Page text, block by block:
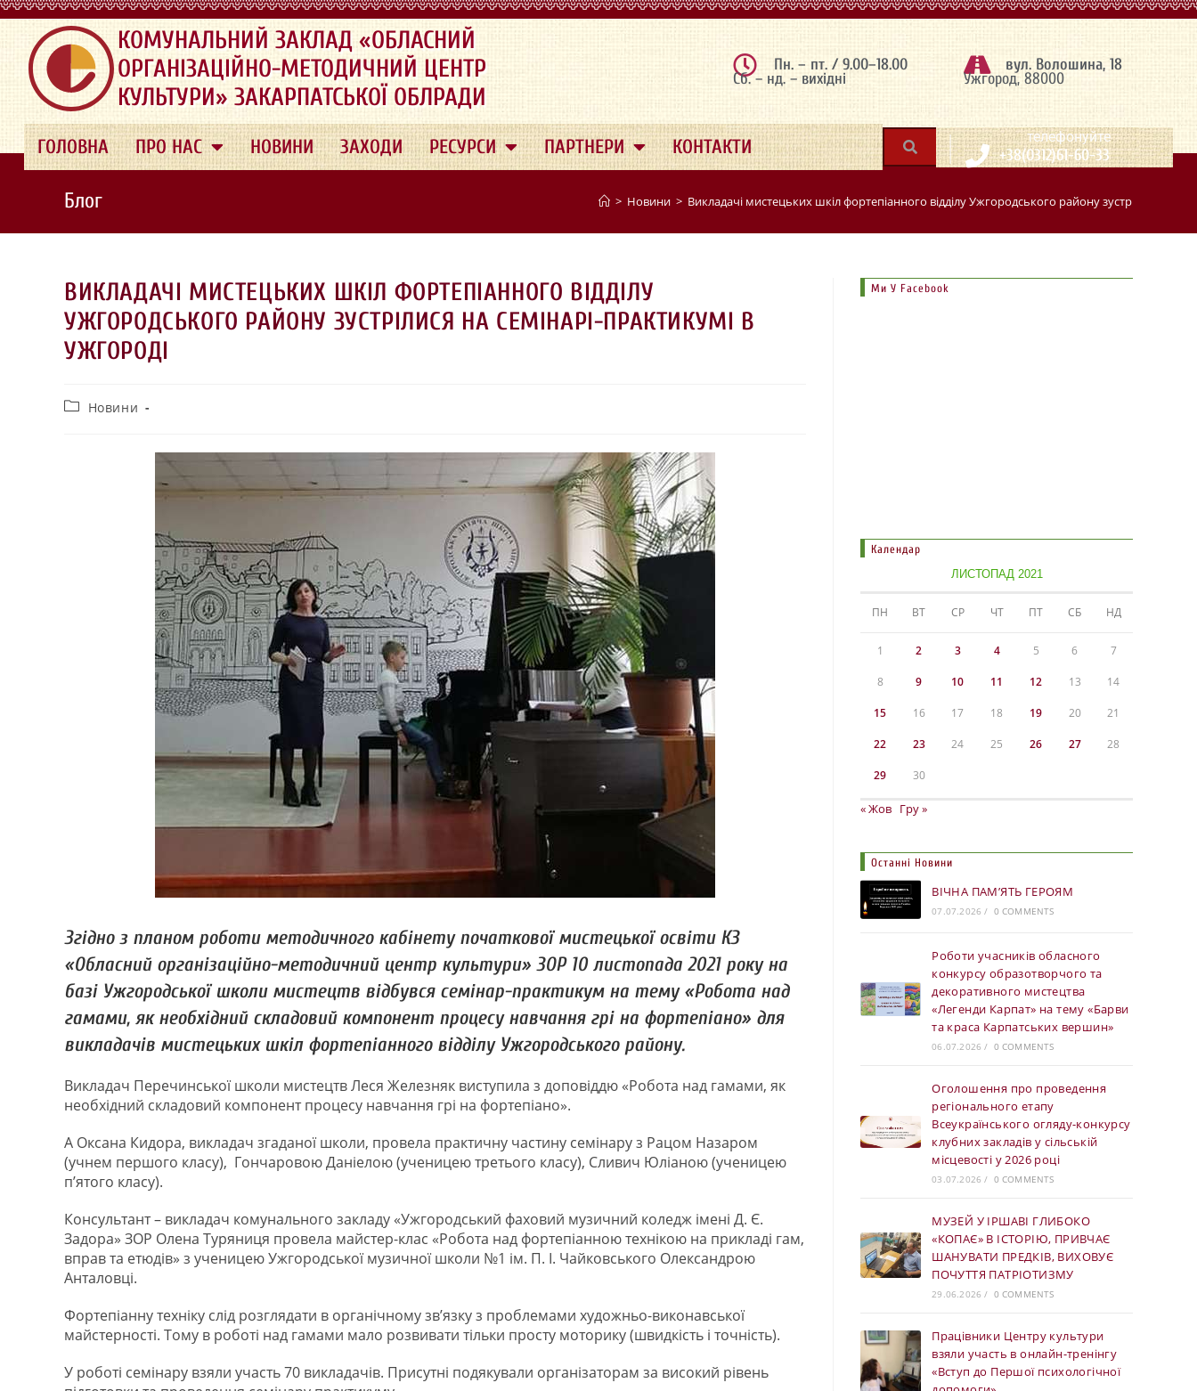
.
КОМУНАЛЬНИЙ ЗАКЛАД «ОБЛАСНИЙ
ОРГАНІЗАЦІЙНО-МЕТОДИЧНИЙ ЦЕНТР
КУЛЬТУРИ» ЗАКАРПАТСЬКОЇ ОБЛРАДИ
Пн. – пт. / 9.00–18.00
Сб. – нд. – вихідні
вул. Волошина, 18
Ужгород, 88000
ГОЛОВНА ПРО НАС НОВИНИ ЗАХОДИ РЕСУРСИ ПАРТНЕРИ КОНТАКТИ | телефонуйте
+38(0312)61-60-33
Блог > Новини > Викладачі мистецьких шкіл фортепіанного відділу Ужгородського району зустрілися на
ВИКЛАДАЧІ МИСТЕЦЬКИХ ШКІЛ ФОРТЕПІАННОГО ВІДДІЛУ
УЖГОРОДСЬКОГО РАЙОНУ ЗУСТРІЛИСЯ НА СЕМІНАРІ-ПРАКТИКУМІ В
УЖГОРОДІ
Новини
Згідно з планом роботи методичного кабінету початкової мистецької освіти КЗ
«Обласний організаційно-методичний центр культури» ЗОР 10 листопада 2021 року на
базі Ужгородської школи мистецтв відбувся семінар-практикум на тему «Робота над
гамами, як необхідний складовий компонент процесу навчання грі на фортепіано» для
викладачів мистецьких шкіл фортепіанного відділу Ужгородського району.
Викладач Перечинської школи мистецтв Леся Железняк виступила з доповіддю «Робота над гамами, як
необхідний складовий компонент процесу навчання грі на фортепіано».
А Оксана Кидора, викладач згаданої школи, провела практичну частину семінару з Рацом Назаром
(учнем першого класу), Гончаровою Даніелою (ученицею третього класу), Сливич Юліаною (ученицею
п’ятого класу).
Консультант – викладач комунального закладу «Ужгородський фаховий музичний коледж імені Д. Є.
Задора» ЗОР Олена Туряниця провела майстер-клас «Робота над фортепіанною технікою на прикладі гам,
вправ та етюдів» з ученицею Ужгородської музичної школи №1 ім. П. І. Чайковського Олександрою
Анталовці.
Фортепіанну техніку слід розглядати в органічному зв’язку з проблемами художньо-виконавської
майстерності. Тому в роботі над гамами мало розвивати тільки просту моторику (швидкість і точність).
У роботі семінару взяли участь 70 викладачів. Присутні подякували організаторам за високий рівень
Ми У Facebook
Календар
ЛИСТОПАД 2021
ПН ВТ СР ЧТ ПТ СБ НД
1 2 3 4 5 6 7
8 9 10 11 12 13 14
15 16 17 18 19 20 21
22 23 24 25 26 27 28
29 30
« Жов Гру »
Останні Новини
ВІЧНА ПАМ’ЯТЬ ГЕРОЯМ
07.07.2026 / 0 COMMENTS
Роботи учасників обласного
конкурсу образотворчого та
декоративного мистецтва
«Легенди Карпат» на тему «Барви
та краса Карпатських вершин»
06.07.2026 / 0 COMMENTS
Оголошення про проведення
регіонального етапу
Всеукраїнського огляду-конкурсу
клубних закладів у сільській
місцевості у 2026 році
03.07.2026 / 0 COMMENTS
МУЗЕЙ У ІРШАВІ ГЛИБОКО
«КОПАЄ» В ІСТОРІЮ, ПРИВЧАЄ
ШАНУВАТИ ПРЕДКІВ, ВИХОВУЄ
ПОЧУТТЯ ПАТРІОТИЗМУ
29.06.2026 / 0 COMMENTS
Працівники Центру культури
взяли участь в онлайн-тренінгу
«Вступ до Першої психологічної